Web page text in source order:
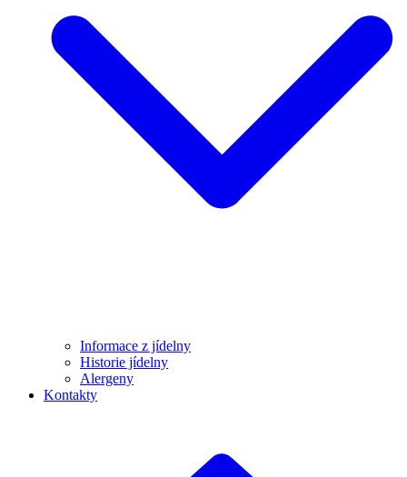
Informace z jídelny
Historie jídelny
Alergeny
Kontakty